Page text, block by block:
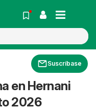
Suscríbase
en Hernani
2026